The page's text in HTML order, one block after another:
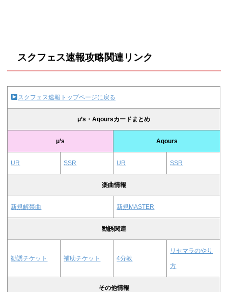
スクフェス速報攻略関連リンク
スクフェス速報トップページに戻る
μ’s・Aqoursカードまとめ
μ’s Aqours
UR SSR UR SSR
楽曲情報
新規解禁曲 新規MASTER
勧誘関連
勧誘チケット 補助チケット 4分教
リセマラのやり
方
その他情報